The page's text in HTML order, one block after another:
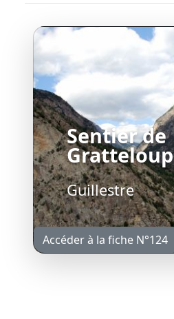
Sentier de
Gratteloup
Guillestre
Accéder à la fiche N°124